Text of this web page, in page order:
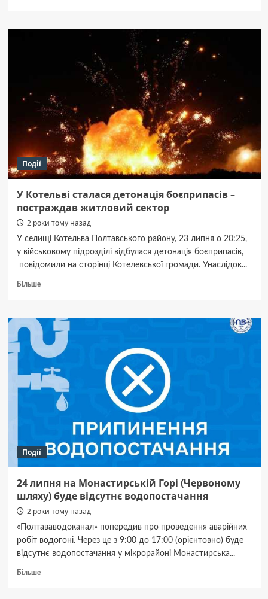
«КВА»
Комишнянській
громаді
Події
У Котельві сталася детонація боєприпасів –
постраждав житловий сектор
2 роки тому назад
У селищі Котельва Полтавського району, 23 липня о 20:25,
у військовому підрозділі відбулася детонація боєприпасів,
повідомили на сторінці Котелевської громади. Унаслідок...
БільшеДокладніше
Котельві
сталася
детонація
боєприпасів
постраждав
житловий
сектор
Події
24 липня на Монастирській Горі (Червоному
шляху) буде відсутнє водопостачання
2 роки тому назад
«Полтававодоканал» попередив про проведення аварійних
робіт водогоні. Через це з 9:00 до 17:00 (орієнтовно) буде
відсутнє водопостачання у мікрорайоні Монастирська...
БільшеДокладніше